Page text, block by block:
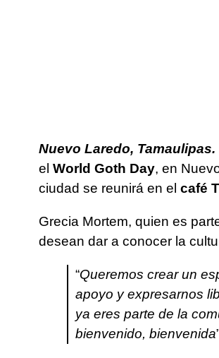
Nuevo Laredo, Tamaulipas.
el World Goth Day, en
ciudad se reunirá en el café
Grecia Mortem, quien es
desean dar a conocer la
“Queremos crear un
apoyo y expresarnos
ya eres parte de la
bienvenido, bienvenida